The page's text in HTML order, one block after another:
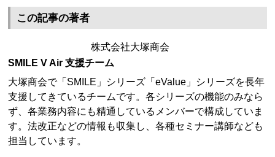
この記事の著者
株式会社大塚商会
SMILE V Air 支援チーム
大塚商会で「SMILE」シリーズ「eValue」シリーズを長年
支援してきているチームです。各シリーズの機能のみなら
ず、各業務内容にも精通しているメンバーで構成していま
す。法改正などの情報も収集し、各種セミナー講師なども
担当しています。